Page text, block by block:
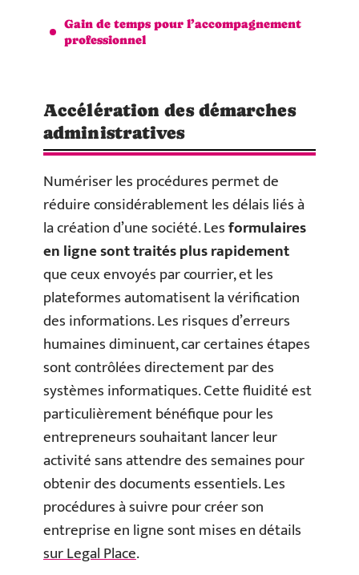
Gain de temps pour l’accompagnement
professionnel
Accélération des démarches
administratives
Numériser les procédures permet de
réduire considérablement les délais liés à
la création d’une société. Lesformulaires
en ligne sont traités plus rapidement
que ceux envoyés par courrier, et les
plateformes automatisent la vérification
des informations. Les risques d’erreurs
humaines diminuent, car certaines étapes
sont contrôlées directement par des
systèmes informatiques. Cette fluidité est
particulièrement bénéfique pour les
entrepreneurs souhaitant lancer leur
activité sans attendre des semaines pour
obtenir des documents essentiels. Les
procédures à suivre pour créer son
entreprise en ligne sont mises en détails
sur Legal Place.